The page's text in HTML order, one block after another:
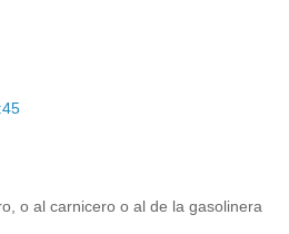
o al carnicero o al de la gasolinera